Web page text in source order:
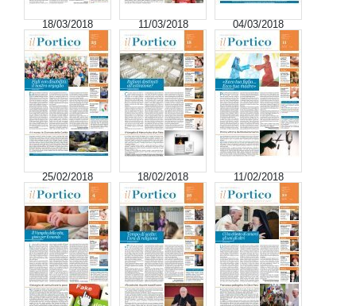
18/03/2018 11/03/2018 04/03/2018
25/02/2018 18/02/2018 11/02/2018